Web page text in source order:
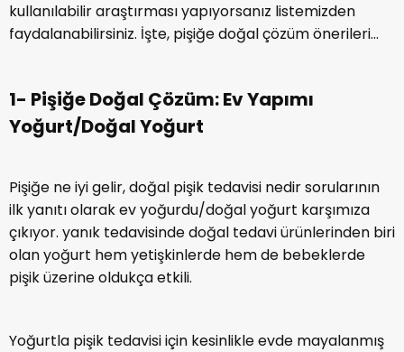
kullanılabilir araştırması yapıyorsanız listemizden
faydalanabilirsiniz. İşte, pişiğe doğal çözüm önerileri...
1- Pişiğe Doğal Çözüm: Ev Yapımı
Yoğurt/Doğal Yoğurt
Pişiğe ne iyi gelir, doğal pişik tedavisi nedir sorularının
ilk yanıtı olarak ev yoğurdu/doğal yoğurt karşımıza
çıkıyor. yanık tedavisinde doğal tedavi ürünlerinden biri
olan yoğurt hem yetişkinlerde hem de bebeklerde
pişik üzerine oldukça etkili.
Yoğurtla pişik tedavisi için kesinlikle evde mayalanmış